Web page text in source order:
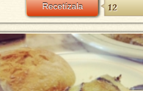
Recetízala 12